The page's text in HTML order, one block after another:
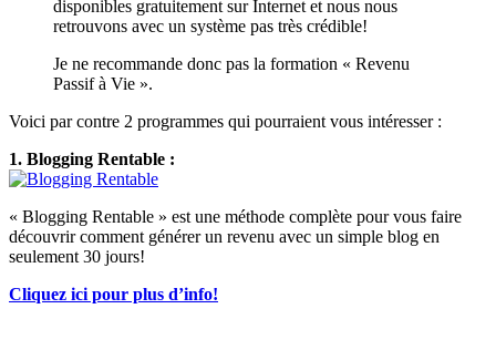
disponibles gratuitement sur Internet et nous nous
retrouvons avec un système pas très crédible!
Je ne recommande donc pas la formation « Revenu
Passif à Vie ».
Voici par contre 2 programmes qui pourraient vous intéresser :
1. Blogging Rentable :
« Blogging Rentable » est une méthode complète pour vous faire
découvrir comment générer un revenu avec un simple blog en
seulement 30 jours!
Cliquez ici pour plus d’info!